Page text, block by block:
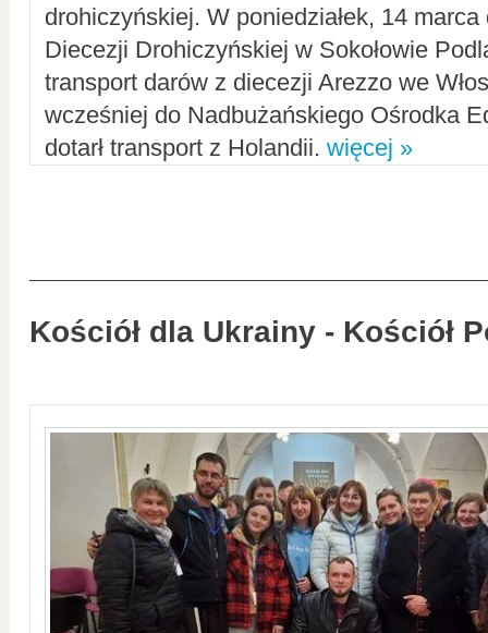
drohiczyńskiej. W poniedziałek, 14
Diecezji Drohiczyńskiej w Sokołowie
transport darów z diecezji Arezzo we
wcześniej do Nadbużańskiego Ośrodka
dotarł transport z Holandii. więcej »
Kościół dla Ukrainy - Kościół